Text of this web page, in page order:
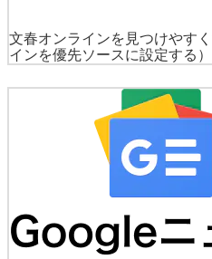
文春オンラインを見つけやす
インを優先ソースに設定する）